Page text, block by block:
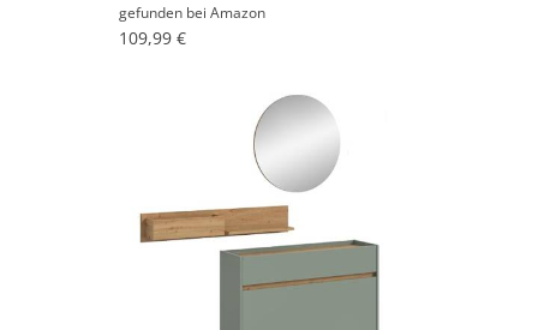
gefunden bei Amazon
109,99 €